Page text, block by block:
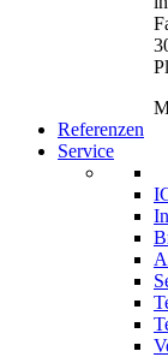
Referenzen
Service